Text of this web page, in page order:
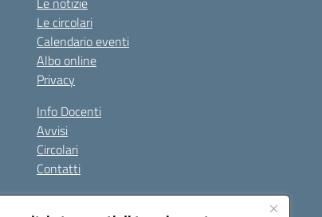
Le circolari
Calendario eventi
Albo online
Privacy
Info Docenti
Avvisi
Circolari
Contatti